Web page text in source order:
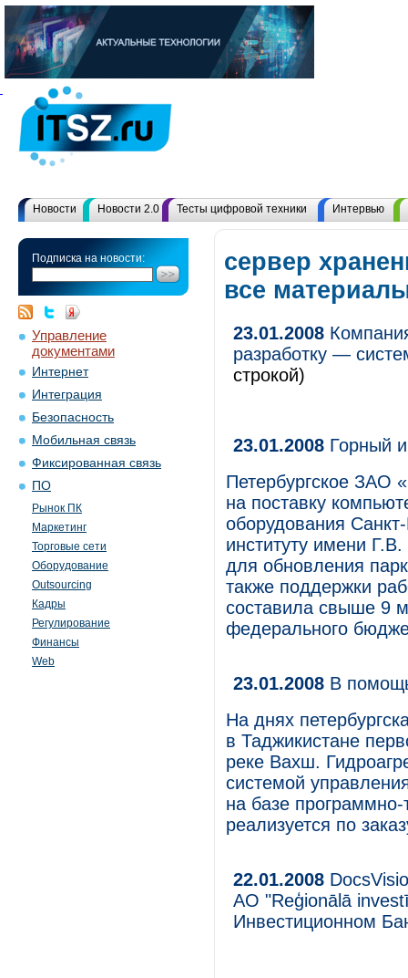
Новости Новости 2.0 Тесты цифровой техники Интервью
Подписка на новости:
Управление
документами
Интернет
Интеграция
Безопасность
Мобильная связь
Фиксированная связь
ПО
Рынок ПК
Маркетинг
Торговые сети
Оборудование
Outsourcing
Кадры
Регулирование
Финансы
Web
сервер
все
23.01.2008
разработку —
строкой)
23.01.2008 Горный
Петербургское ЗАО
на поставку
оборудования
институту имени
для обновления
также поддержки
составила свыше 9
федерального
23.01.2008 В
На днях
в Таджикистане
реке Вахш.
системой
на базе программно-
реализуется по
22.01.2008
АО "Reģionālā
Инвестиционном